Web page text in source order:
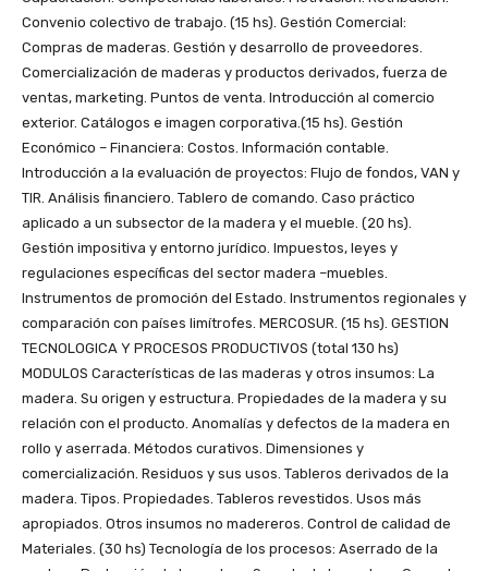
Convenio colectivo de trabajo. (15 hs). Gestión Comercial:
Compras de maderas. Gestión y desarrollo de proveedores.
Comercialización de maderas y productos derivados, fuerza de
ventas, marketing. Puntos de venta. Introducción al comercio
exterior. Catálogos e imagen corporativa.(15 hs). Gestión
Económico – Financiera: Costos. Información contable.
Introducción a la evaluación de proyectos: Flujo de fondos, VAN y
TIR. Análisis financiero. Tablero de comando. Caso práctico
aplicado a un subsector de la madera y el mueble. (20 hs).
Gestión impositiva y entorno jurídico. Impuestos, leyes y
regulaciones específicas del sector madera –muebles.
Instrumentos de promoción del Estado. Instrumentos regionales y
comparación con países limítrofes. MERCOSUR. (15 hs). GESTION
TECNOLOGICA Y PROCESOS PRODUCTIVOS (total 130 hs)
MODULOS Características de las maderas y otros insumos: La
madera. Su origen y estructura. Propiedades de la madera y su
relación con el producto. Anomalías y defectos de la madera en
rollo y aserrada. Métodos curativos. Dimensiones y
comercialización. Residuos y sus usos. Tableros derivados de la
madera. Tipos. Propiedades. Tableros revestidos. Usos más
apropiados. Otros insumos no madereros. Control de calidad de
Materiales. (30 hs) Tecnología de los procesos: Aserrado de la